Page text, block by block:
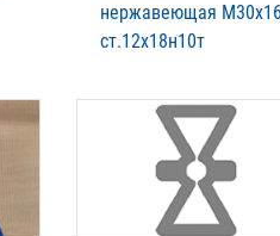
нержавеющая
ст.12х18н10т